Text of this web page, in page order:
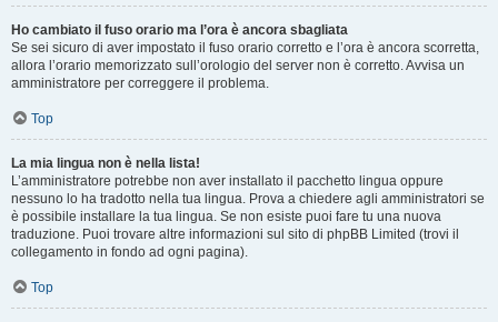
Ho cambiato il fuso orario ma l’ora è ancora sbagliata
Se sei sicuro di aver impostato il fuso orario corretto e l’ora è ancora scorretta,
allora l’orario memorizzato sull’orologio del server non è corretto. Avvisa un
amministratore per correggere il problema.
Top
La mia lingua non è nella lista!
L’amministratore potrebbe non aver installato il pacchetto lingua oppure
nessuno lo ha tradotto nella tua lingua. Prova a chiedere agli amministratori se
è possibile installare la tua lingua. Se non esiste puoi fare tu una nuova
traduzione. Puoi trovare altre informazioni sul sito di phpBB Limited (trovi il
collegamento in fondo ad ogni pagina).
Top